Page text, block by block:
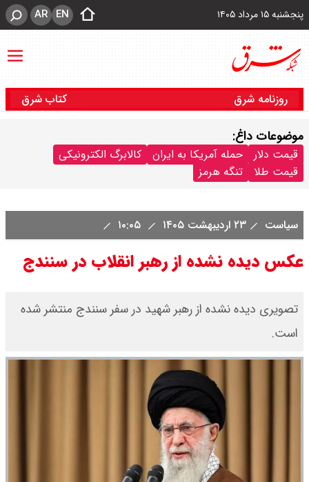
پنجشنبه ۱۵ مرداد ۱۴۰۵ EN
AR
روزنامه شرق کتاب شرق
موضوعات داغ:
قیمت دلار حمله آمریکا به ایران
کالابرگ الکترونیکی
قیمت طلا
تنگه هرمز
سیاست ۲۳ اردیبهشت ۱۴۰۵
عکس دیده نشده از رهبر انقلاب در سنندج
تصویری دیده نشده از رهبر شهید در سفر سنندج منتشر شده
است.